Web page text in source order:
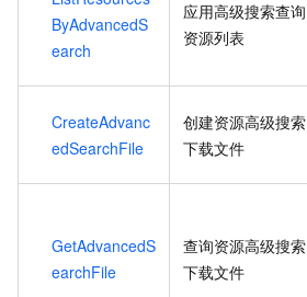
ByAdvancedS
earch
应用高级搜索查询
资源列表
CreateAdvanc
edSearchFile
创建资源高级搜索
下载文件
GetAdvancedS
earchFile
查询资源高级搜索
下载文件